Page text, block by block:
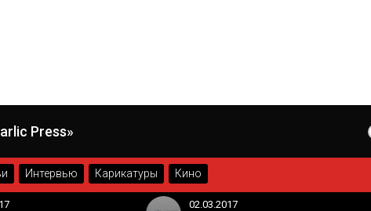
Press»
Интервью Карикатуры Кино
02.03.2017